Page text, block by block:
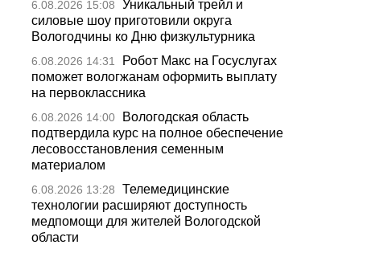
6.08.2026 15:08
Уникальный трейл и
силовые шоу приготовили округа
Вологодчины ко Дню физкультурника
6.08.2026 14:31
Робот Макс на Госуслугах
поможет вологжанам оформить выплату
на первоклассника
6.08.2026 14:00
Вологодская область
подтвердила курс на полное обеспечение
лесовосстановления семенным
материалом
6.08.2026 13:28
Телемедицинские
технологии расширяют доступность
медпомощи для жителей Вологодской
области